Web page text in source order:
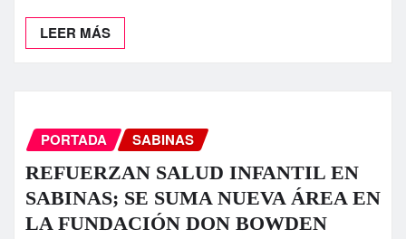
LEER MÁS
PORTADA SABINAS
REFUERZAN SALUD INFANTIL EN
SABINAS; SE SUMA NUEVA ÁREA EN
LA FUNDACIÓN DON BOWDEN